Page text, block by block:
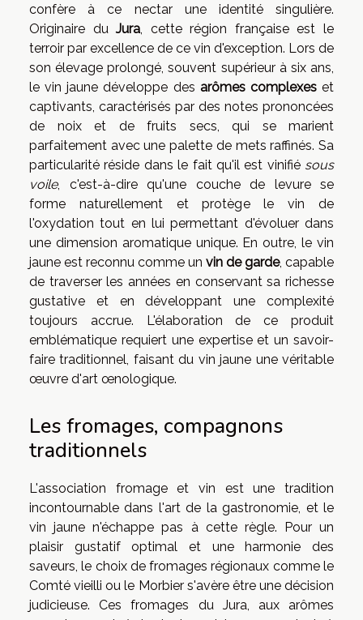
confère à ce nectar une identité singulière.
Originaire duJura , cette région française est le
terroir par excellence de ce vin d'exception. Lors de
son élevage prolongé, souvent supérieur à six ans,
le vin jaune développe des arômes complexeset
captivants, caractérisés par des notes prononcées
de noix et de fruits secs, qui se marient
parfaitement avec une palette de mets raffinés. Sa
particularité réside dans le fait qu'il est vinifié sous
voile, c'est-à-dire qu'une couche de levure se
forme naturellement et protège le vin de
l'oxydation tout en lui permettant d'évoluer dans
une dimension aromatique unique. En outre, le vin
jaune est reconnu comme un vin de garde, capable
de traverser les années en conservant sa richesse
gustative et en développant une complexité
toujours accrue. L'élaboration de ce produit
emblématique requiert une expertise et un savoir-
faire traditionnel, faisant du vin jaune une véritable
œuvre d'art œnologique.
Les fromages, compagnons
traditionnels
L'association fromage et vin est une tradition
incontournable dans l'art de la gastronomie, et le
vin jaune n'échappe pas à cette règle. Pour un
plaisir gustatif optimal et une harmonie des
saveurs, le choix de fromages régionaux comme le
Comté vieilli ou le Morbier s'avère être une décision
judicieuse. Ces fromages du Jura, aux arômes